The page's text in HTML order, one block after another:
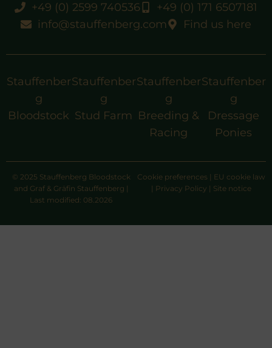
+49 (0) 2599 740536
+49 (0) 171 6507181
info@stauffenberg.com
Find us here
Stauffenber
g
Bloodstock
Stauffenber
g
Stud Farm
Stauffenber
g
Breeding &
Racing
Stauffenber
g
Dressage
Ponies
© 2025 Stauffenberg Bloodstock
and Graf & Gräfin Stauffenberg |
Last modified: 08.2026
Cookie preferences | EU cookie law
| Privacy Policy | Site notice